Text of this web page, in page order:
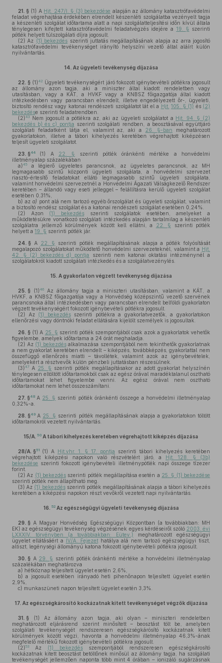
21. § (1) A Hjt. 247/I. § (3) bekezdése alapján az állomány katasztrófavédelmi
feladat végrehajtása érdekében elrendelt készenléti szolgálatba vezényelt tagja
a készenléti szolgálat időtartama alatt a napi szolgálatteljesítési időn kívül általa
ténylegesen kifejtett katasztrófavédelmi feladatvégzés idejére a 19. § szerinti
pótlék helyett túlszolgálati díjra jogosult.
(2) Az (1) bekezdés szerinti juttatás megállapításának alapja az arra jogosító
katasztrófavédelmi tevékenységet irányító helyszíni vezető által aláírt külön
nyilvántartás.
14. Az ügyeleti tevékenység díjazása
22. § (1)42 Ügyeleti tevékenységért járó fokozott igénybevételi pótlékra jogosult
az állomány azon tagja, aki a miniszter által kiadott rendeletben vagy
utasításban, vagy a KÁT, a HVKF vagy a KNBSZ főigazgatója által kiadott
intézkedésben vagy parancsban elrendelt, illetve engedélyezett őr-, ügyeleti,
biztosító rendész vagy katonai rendészeti szolgálatot lát el a Hjt. 105. § (1) és (2)
bekezdése szerinti feladatrendben.
(2)43 Nem jogosult a pótlékra az, aki az ügyeleti szolgálatot a Hjt. 94. § (2)
bekezdés b) és c) pontja szerinti szolgálati rendben, a beosztásával együttjáró
szolgálati feladatként látja el, valamint az, aki a 26. §-ban meghatározott
gyakorlatokon, illetve a tábori kihelyezés keretében végrehajtott kiképzésen
teljesít ügyeleti szolgálatot.
23. §44 (1) A 22. §
szerinti pótlék óránkénti mértéke a honvédelmi
illetményalap százalékában
a)45
a légierő ügyeletes parancsnok, az ügyeletes parancsnok, az MH
legmagasabb szintű központi ügyeleti szolgálata, a honvédelmi szervezet
riasztó-értesítő feladatokat ellátó legmagasabb szintű ügyeleti szolgálata,
valamint honvédelmi szervezetnél a Honvédelmi Ágazati Válságkezelő Rendszer
keretében – állandó vagy eseti jelleggel – felállításra kerülő ügyeleti szolgálat
esetében 0,31%,
b) aza) pont alá nem tartozó egyéb őrszolgálat és ügyeleti szolgálat, valamint
a biztosító rendész szolgálat és a katonai rendészeti szolgálat esetében 0,24%.
(2) Azon (1) bekezdésszerinti szolgálatok esetében, amelyeket a
működtetésükre vonatkozó szolgálati intézkedés alapján tartalmilag a készenléti
szolgálatra jellemző körülmények között kell ellátni, a
22. § szerinti pótlék
helyett a 19. § szerinti pótlék jár.
24. § A 22. §
szerinti pótlék megállapításának alapja a pótlék folyósítását
megalapozó szolgálatokat működtető honvédelmi szervezeteknél, valamint a Hjt.
42. § (2) bekezdés d) pontja
szerinti nem katonai oktatási intézménynél a
szolgálatokról kiadott szolgálati intézkedés és a szolgálatvezénylés.
15. A gyakorlaton végzett tevékenység díjazása
25. § (1)46
Az állomány tagja a miniszteri utasításban, valamint a KÁT, a
HVKF, a KNBSZ főigazgatója vagy a Honvédség középszintű vezető szervének
parancsnoka által intézkedésben vagy parancsban elrendelt belföldi gyakorlaton
végzett tevékenységért fokozott igénybevételi pótlékra jogosult.
(2) Az (1) bekezdésszerinti pótlékra a gyakorlatvezetők, a gyakorlatokon
ellenőrzési vagy döntnöki feladat ellátására kijelölt személyek is jogosultak.
26. § (1) A 25. § szerinti pótlék szempontjából csak azok a gyakorlatok vehetők
figyelembe, amelyek időtartama a 24 órát meghaladja.
(2) Az (1) bekezdésalkalmazása szempontjából nem tekinthetők gyakorlatnak
a nem gyakorlat keretében elrendelt – kiképzés, továbbképzés, gyakorlattal nem
összefüggő ellenőrzés miatti – távollétek, valamint azok az igénybevételek,
amelyekért a résztvevők külön pénzbeli juttatásban részesülnek.
(3)47 A 25. § szerinti pótlék megállapításakor az adott gyakorlat helyszínén
ténylegesen eltöltött időtartamokból csak az egész órával maradéktalanul osztható
időtartamokat lehet figyelembe venni. Az egész órával nem osztható
időtartamokat nem lehet összeszámítani.
27. §48 A 25. § szerinti pótlék óránkénti összege a honvédelmi illetményalap
0,32%-a.
28. §49 A 25. § szerinti pótlék megállapításának alapja a gyakorlatokon töltött
időtartamokról vezetett nyilvántartás.
15/A. 50 A tábori kihelyezés keretében végrehajtott kiképzés díjazása
28/A. §51 (1) A Hjt.vhr. 1. § 17. pontja szerinti tábori kihelyezés keretében
végrehajtott kiképzési napokon való részvételért járó, a Hjt. 128. § (3b)
bekezdése szerinti fokozott igénybevételi illetménypótlék napi összege tízezer
forint.
(2) Az (1) bekezdés szerinti pótlék megállapítása esetén a 25. § (1) bekezdése
szerinti pótlék nem állapítható meg.
(3) Az (1) bekezdésszerinti pótlék megállapításának alapja a tábori kihelyezés
keretében a kiképzési napokon részt vevőkről vezetett napi nyilvántartás.
16. 52Az egészségügyi ügyeleti tevékenység díjazása
29. § A Magyar Honvédség Egészségügyi Központban (a továbbiakban: MH
EK) az egészségügyi tevékenység végzésének egyes kérdéseiről szóló 2003. évi
LXXXIV. törvényben (a továbbiakban: Eütev.) meghatározott egészségügyi
ügyelet ellátásáért a IV/A. Fejezethatálya alá nem tartozó egészségügyi tiszt,
altiszt, legénységi állományú katona fokozott igénybevételi pótlékra jogosult.
30. § A 29. § szerinti pótlék óránkénti mértéke a honvédelmi illetményalap
százalékában meghatározva
a) hétköznap teljesített ügyelet esetén 2,6%,
b) a jogosult esetében irányadó heti pihenőnapon teljesített ügyelet esetén
2,9%,
c) munkaszüneti napon teljesített ügyelet esetén 3,3%.
17. Az egészségkárosító kockázatnak kitett tevékenységet végzők díjazása
31. § (1) Az állomány azon tagja, aki olyan – miniszteri rendeletben
meghatározott eljárásrend szerint minősített – beosztást tölt be, amelyben
szolgálati tevékenységét rendszeresen egészségkárósító kockázatnak kitett
körülmények között végzi, havonta a honvédelmi illetményalap 46,3%-ának
megfelelő mértékű fokozott igénybevételi pótlékra jogosult.
(2)53 Az (1) bekezdés szempontjából rendszeresen egészségkárosító
kockázatnak kitett beosztást betöltőnek minősül az állomány tagja, ha szolgálati
tevékenységét jellemzően naponta több mint 4 órában – ionizáló sugárzásnak